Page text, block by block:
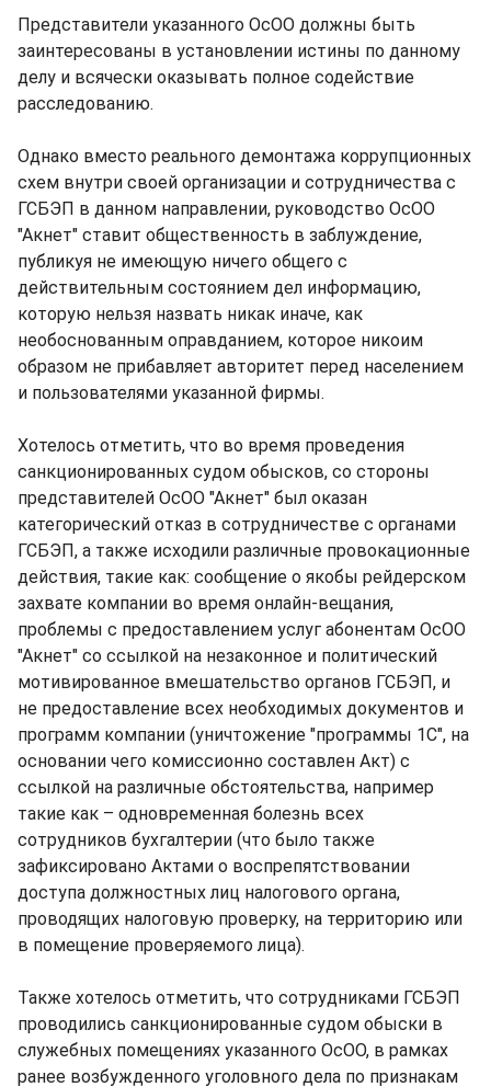
Представители указанного ОсОО должны быть
заинтересованы в установлении истины по данному
делу и всячески оказывать полное содействие
расследованию.
Однако вместо реального демонтажа коррупционных
схем внутри своей организации и сотрудничества с
ГСБЭП в данном направлении, руководство ОсОО
"Акнет" ставит общественность в заблуждение,
публикуя не имеющую ничего общего с
действительным состоянием дел информацию,
которую нельзя назвать никак иначе, как
необоснованным оправданием, которое никоим
образом не прибавляет авторитет перед населением
и пользователями указанной фирмы.
Хотелось отметить, что во время проведения
санкционированных судом обысков, со стороны
представителей ОсОО "Акнет" был оказан
категорический отказ в сотрудничестве с органами
ГСБЭП, а также исходили различные провокационные
действия, такие как: сообщение о якобы рейдерском
захвате компании во время онлайн-вещания,
проблемы с предоставлением услуг абонентам ОсОО
"Акнет" со ссылкой на незаконное и политический
мотивированное вмешательство органов ГСБЭП, и
не предоставление всех необходимых документов и
программ компании (уничтожение "программы 1С", на
основании чего комиссионно составлен Акт) с
ссылкой на различные обстоятельства, например
такие как – одновременная болезнь всех
сотрудников бухгалтерии (что было также
зафиксировано Актами о воспрепятствовании
доступа должностных лиц налогового органа,
проводящих налоговую проверку, на территорию или
в помещение проверяемого лица).
Также хотелось отметить, что сотрудниками ГСБЭП
проводились санкционированные судом обыски в
служебных помещениях указанного ОсОО, в рамках
ранее возбужденного уголовного дела по признакам